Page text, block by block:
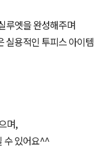
루엣을 완성해주며
실용적인 투피스 아이템
며,
수 있어요^^